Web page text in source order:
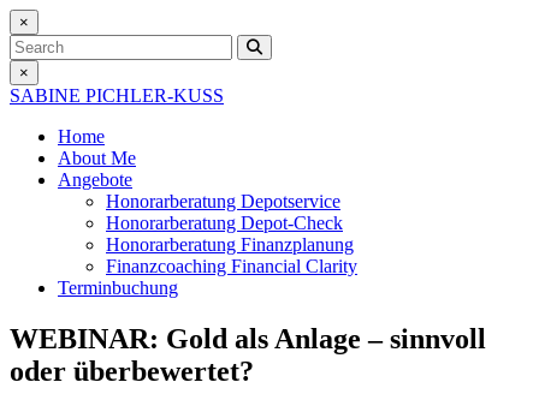
×
Search
×
SABINE PICHLER-KUSS
Home
About Me
Angebote
Honorarberatung Depotservice
Honorarberatung Depot-Check
Honorarberatung Finanzplanung
Finanzcoaching Financial Clarity
Terminbuchung
WEBINAR: Gold als Anlage – sinnvoll
oder überbewertet?